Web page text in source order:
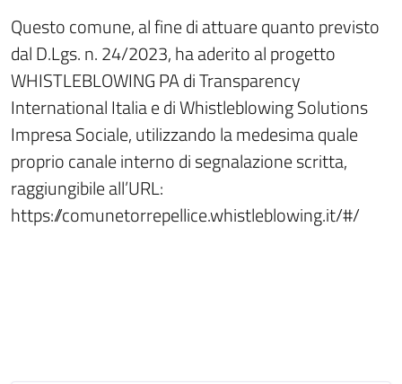
Questo comune, al fine di attuare quanto previsto
dal D.Lgs. n. 24/2023, ha aderito al progetto
WHISTLEBLOWING PA di Transparency
International Italia e di Whistleblowing Solutions
Impresa Sociale, utilizzando la medesima quale
proprio canale interno di segnalazione scritta,
raggiungibile all’URL:
https://comunetorrepellice.whistleblowing.it/#/